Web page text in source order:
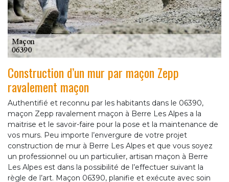
Construction d’un mur par maçon Zepp
ravalement maçon
Authentifié et reconnu par les habitants dans le 06390,
maçon Zepp ravalement maçon à Berre Les Alpes a la
maitrise et le savoir-faire pour la pose et la maintenance de
vos murs. Peu importe l’envergure de votre projet
construction de mur à Berre Les Alpes et que vous soyez
un professionnel ou un particulier, artisan maçon à Berre
Les Alpes est dans la possibilité de l’effectuer suivant la
règle de l’art. Maçon 06390, planifie et exécute avec soin